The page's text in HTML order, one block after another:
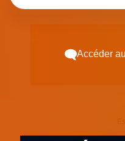
Accéder